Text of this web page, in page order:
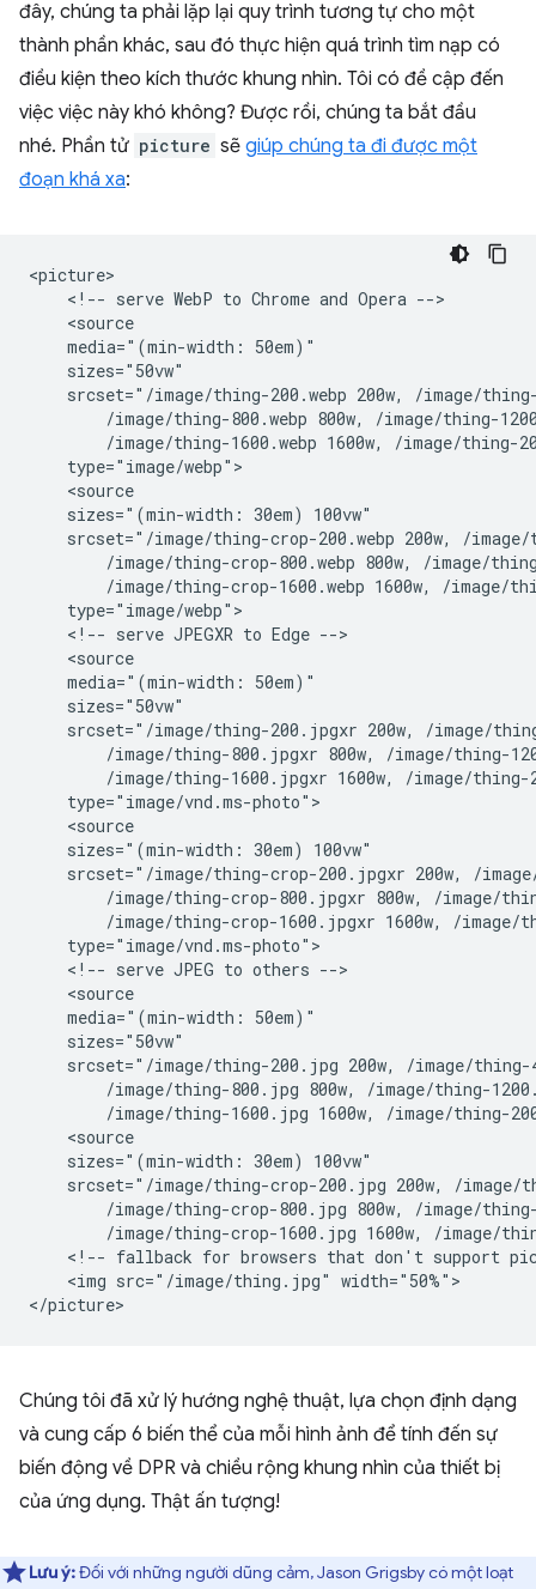
đây, chúng ta phải lặp lại quy trình tương tự cho một
thành phần khác, sau đó thực hiện quá trình tìm nạp có
điều kiện theo kích thước khung nhìn. Tôi có đề cập đến
việc việc này khó không? Được rồi, chúng ta bắt đầu
nhé. Phần tử picture sẽ giúp chúng ta đi được một
đoạn khá xa:
<picture>
    <!-- serve WebP to Chrome and Opera -->
    <source
    media="(min-width: 50em)"
    sizes="50vw"
srcset="/image/thing-200.webp 200w, /image/
/image/thing-800.webp 800w, /image/thing-
/image/thing-1600.webp 1600w, /image/thing-
    type="image/webp">
    <source
    sizes="(min-width: 30em) 100vw"
srcset="/image/thing-crop-200.webp 200w, /
/image/thing-crop-800.webp 800w, /image/
/image/thing-crop-1600.webp 1600w, /image/
    type="image/webp">
    <!-- serve JPEGXR to Edge -->
    <source
    media="(min-width: 50em)"
    sizes="50vw"
srcset="/image/thing-200.jpgxr 200w, /image/
/image/thing-800.jpgxr 800w, /image/thing-
/image/thing-1600.jpgxr 1600w, /image/
    type="image/vnd.ms-photo">
    <source
    sizes="(min-width: 30em) 100vw"
srcset="/image/thing-crop-200.jpgxr 200w, /
/image/thing-crop-800.jpgxr 800w, /image/
/image/thing-crop-1600.jpgxr 1600w, /image/
    type="image/vnd.ms-photo">
    <!-- serve JPEG to others -->
    <source
    media="(min-width: 50em)"
    sizes="50vw"
srcset="/image/thing-200.jpg 200w, /image/
/image/thing-800.jpg 800w, /image/thing-
/image/thing-1600.jpg 1600w, /image/thing-
    <source
    sizes="(min-width: 30em) 100vw"
srcset="/image/thing-crop-200.jpg 200w, /image/
/image/thing-crop-800.jpg 800w, /image/
/image/thing-crop-1600.jpg 1600w, /image/
<!-- fallback for browsers that don't support
    <img src="/image/thing.jpg" width="50%">
Chúng tôi đã xử lý hướng nghệ thuật, lựa chọn định dạng
và cung cấp 6 biến thể của mỗi hình ảnh để tính đến sự
biến động về DPR và chiều rộng khung nhìn của thiết bị
của ứng dụng. Thật ấn tượng!
Lưu ý:Đối với những người dũng cảm, Jason Grigsby có một loạt